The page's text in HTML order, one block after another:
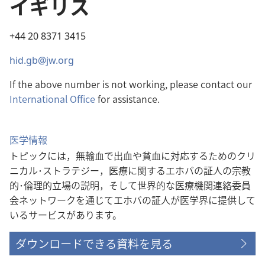
イギリス
+44 20 8371 3415
hid.gb@jw.org
If the above number is not working, please contact our
International Office for assistance.
医学情報
トピックには，無輸血で出血や貧血に対応するためのクリ
ニカル･ストラテジー，医療に関するエホバの証人の宗教
的･倫理的立場の説明，そして世界的な医療機関連絡委員
会ネットワークを通じてエホバの証人が医学界に提供して
いるサービスがあります。
ダウンロードできる資料を見る